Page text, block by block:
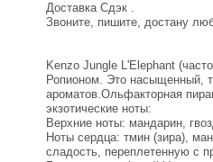
Доставка Сдэк .
Звоните, пишите, достану
Kenzo Jungle L'Elephant
Ропионом. Это насыщенный,
ароматов.Ольфакторная
экзотические ноты:
Верхние ноты: мандарин,
Ноты сердца: тмин (зира),
сладость, переплетенную с